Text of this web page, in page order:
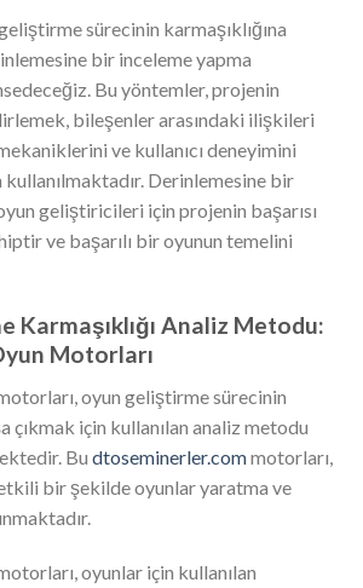
sürecinin karmaşıklığına
bir inceleme yapma
Bu yöntemler, projenin
bileşenler arasındaki ilişkileri
ve kullanıcı deneyimini
Derinlemesine bir
geliştiricileri için projenin başarısı
ve başarılı bir oyunun temelini
Karmaşıklığı Analiz Metodu:
Motorları
oyun geliştirme sürecinin
çıkmak için kullanılan analiz metodu
Bu dtoseminerler.commotorları,
bir şekilde oyunlar yaratma ve
oyunlar için kullanılan